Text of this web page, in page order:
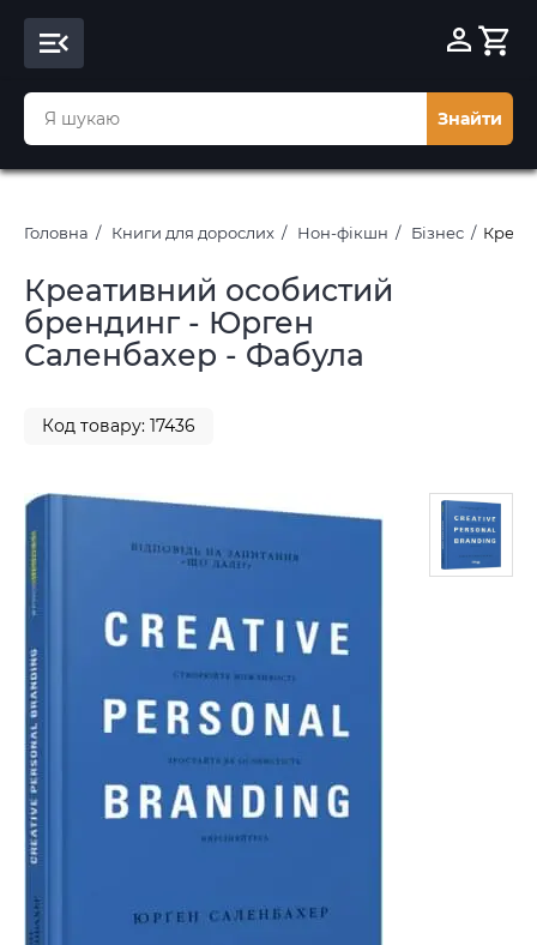
Знайти
Головна Книги для дорослих Нон-фікшн Бізнес
Креативний особистий
брендинг - Юрген
Саленбахер - Фабула
Код товару: 17436